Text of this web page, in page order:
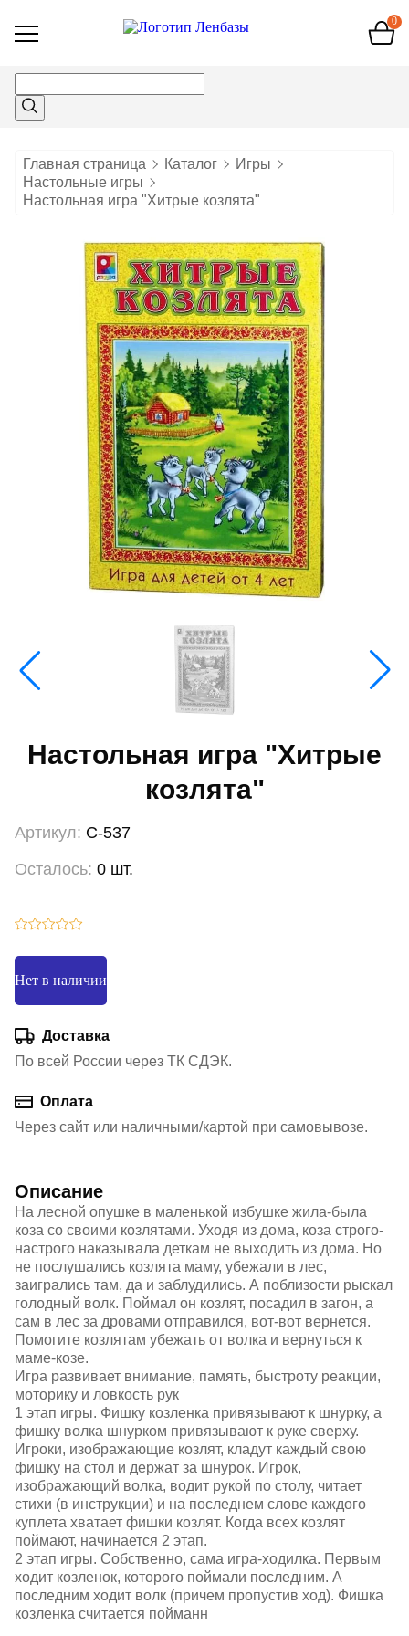
Открыть
0
Главная страница Каталог
Игры
Настольные игры
Настольная игра "Хитрые козлята"
Настольная игра "Хитрые
козлята"
Артикул: С-537
Осталось: 0 шт.
Нет в наличии
Доставка
По всей России через ТК СДЭК.
Оплата
Через сайт или наличными/картой при самовывозе.
Описание
На лесной опушке в маленькой избушке жила-была
коза со своими козлятами. Уходя из дома, коза строго-
настрого наказывала деткам не выходить из дома. Но
не послушались козлята маму, убежали в лес,
заигрались там, да и заблудились. А поблизости рыскал
голодный волк. Поймал он козлят, посадил в загон, а
сам в лес за дровами отправился, вот-вот вернется.
Помогите козлятам убежать от волка и вернуться к
маме-козе.
Игра развивает внимание, память, быстроту реакции,
моторику и ловкость рук
1 этап игры. Фишку козленка привязывают к шнурку, а
фишку волка шнурком привязывают к руке сверху.
Игроки, изображающие козлят, кладут каждый свою
фишку на стол и держат за шнурок. Игрок,
изображающий волка, водит рукой по столу, читает
стихи (в инструкции) и на последнем слове каждого
куплета хватает фишки козлят. Когда всех козлят
поймают, начинается 2 этап.
2 этап игры. Собственно, сама игра-ходилка. Первым
ходит козленок, которого поймали последним. А
последним ходит волк (причем пропустив ход). Фишка
козленка считается пойманн